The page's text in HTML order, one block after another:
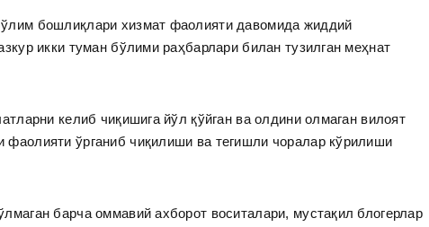
бошлиқлари хизмат фаолияти давомида жиддий
икки туман бўлими раҳбарлари билан тузилган меҳнат
келиб чиқишига йўл қўйган ва олдини олмаган вилоят
ўрганиб чиқилиши ва тегишли чоралар кўрилиши
барча оммавий ахборот воситалари, мустақил блогерлар